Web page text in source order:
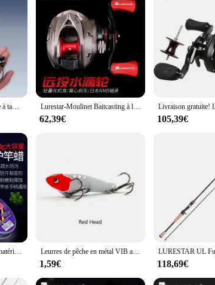
and performance. Each reel is meticulously
smooth operation of the reel allows for a seamless
to deliver.
makes them suitable for a wide range of fishing
ergonomic design ensures comfort during extended fishing
or a newcomer to the sport, the lurestar Moulinets de
Lurestar-Moulinet de pêche à tambour fixe VERNA 600, équipement à tambour fixe, ratio de 5.4:1, puissance de frein de 5kg, adapté à la truite d'eau douce Lurestar-Moulinet Baitcasting à lame 7.2:1, pour pêche à la carpe, à la truite, à la perche, au tilapia et au bar
62,39€ 105,39€
Lurestar-Poignée en bois, matériaux naturels, 200g Leurres de pêche en métal VIB avec cuillère à vibration, appâts artificiels, matériel de pêche, WobJeff coulant, Swimbait, Jigs de glace, 5g, 8g, 12g, 17g, 23g
1,59€ 118,69€